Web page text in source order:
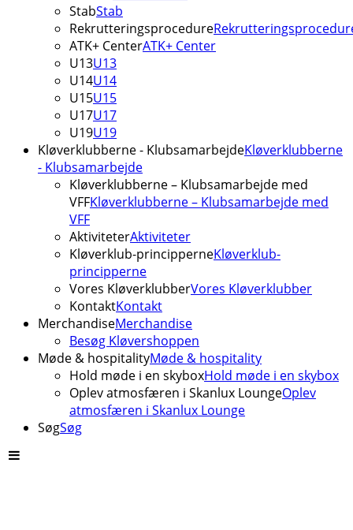
StabStab
Rekrutteringsprocedure
ATK+ CenterATK+ Center
U13U13
U14U14
U15U15
U17U17
U19U19
Kløverklubberne - KlubsamarbejdeKløverklubberne
- Klubsamarbejde
Kløverklubberne – Klubsamarbejde med
VFFKløverklubberne – Klubsamarbejde med
VFF
AktiviteterAktiviteter
Kløverklub-principperneKløverklub-
principperne
Vores KløverklubberVores Kløverklubber
KontaktKontakt
MerchandiseMerchandise
Besøg Kløvershoppen
Møde & hospitalityMøde & hospitality
Hold møde i en skyboxHold møde i en skybox
Oplev atmosfæren i Skanlux LoungeOplev
atmosfæren i Skanlux Lounge
SøgSøg